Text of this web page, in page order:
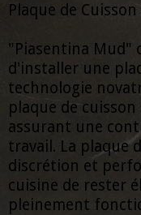
Plaque de
"Piasentina Mud"
d'installer une
technologie
plaque de
assurant une
travail. La plaque
discrétion et
cuisine de rester
pleinement